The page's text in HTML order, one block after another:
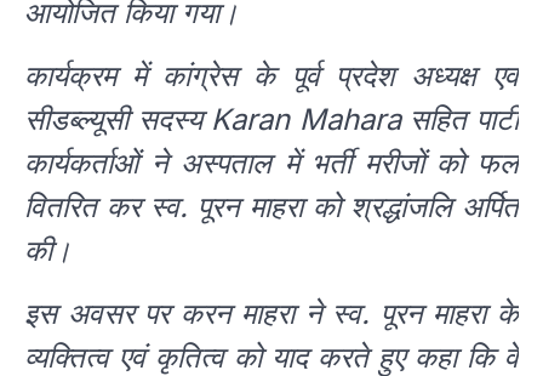
आयोजित किया गया।
कार्यक्रम में कांग्रेस के पूर्व प्रदेश अध्यक्ष एवं
सीडब्ल्यूसी सदस्य Karan Mahara सहित पार्टी
कार्यकर्ताओं ने अस्पताल में भर्ती मरीजों को फल
वितरित कर स्व. पूरन माहरा को श्रद्धांजलि अर्पित
की।
इस अवसर पर करन माहरा ने स्व. पूरन माहरा के
व्यक्तित्व एवं कृतित्व को याद करते हुए कहा कि वे